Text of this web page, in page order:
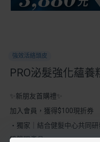
強效活絡頭皮
PRO泌髮強化蘊養
✨️新朋友首購禮✨️
加入會員，獲得$100現折券
・獨家｜結合健髮中心共同
肌管理產品